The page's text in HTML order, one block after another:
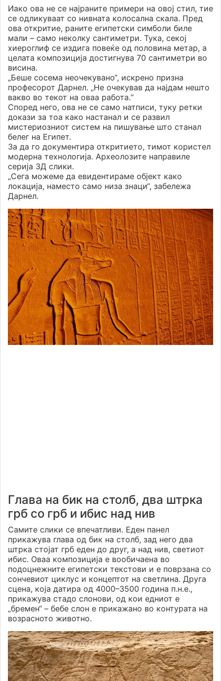
Иако ова не се најраните примери на овој стил, тие
се одликуваат со нивната колосална скала. Пред
ова откритие, раните египетски симболи биле
мали – само неколку сантиметри. Тука, секој
хиероглиф се издига повеќе од половина метар, а
целата композиција достигнува 70 сантиметри во
висина.
„Беше сосема неочекувано“, искрено призна
професорот Дарнел. „Не очекував да најдам нешто
вакво во текот на оваа работа.“
Според него, ова не се само натписи, туку ретки
докази за тоа како настанал и се развил
мистериозниот систем на пишување што станал
белег на Египет.
За да го документира откритието, тимот користел
модерна технологија. Археолозите направиле
серија 3Д слики.
„Сега можеме да евидентираме објект како
локација, наместо само низа знаци“, забележа
Дарнел.
Глава на бик на столб, два штрка
грб со грб и ибис над нив
Самите слики се впечатливи. Еден панел
прикажува глава од бик на столб, зад него два
штрка стојат грб еден до друг, а над нив, светиот
ибис. Оваа композиција е вообичаена во
подоцнежните египетски текстови и е поврзана со
сончевиот циклус и концептот на светлина. Друга
сцена, која датира од 4000–3500 година п.н.е.,
прикажува стадо слонови, од кои едниот е
„бремен“ – бебе слон е прикажано во контурата на
возрасното животно.